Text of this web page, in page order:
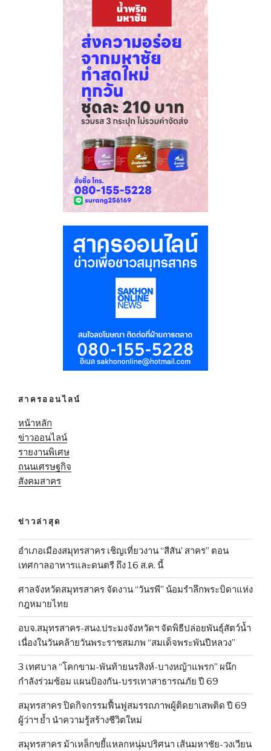
สาครออนไลน์
หน้าหลัก
ข่าวออนไลน์
รายงานพิเศษ
ถนนเศรษฐกิจ
สังคมสาคร
ข่าวล่าสุด
อำเภอเมืองสมุทรสาคร เชิญเที่ยวงาน “สีสัน’ สาคร” ตอน
เทศกาลอาหารและดนตรี ถึง 16 ส.ค. นี้
ศาลจังหวัดสมุทรสาคร จัดงาน “วันรพี” น้อมรำลึกพระบิดาแห่ง
กฎหมายไทย
อบจ.สมุทรสาคร-สนง.ประมงจังหวัดฯ จัดพิธีปล่อยพันธุ์สัตว์น้ำ
เนื่องในวันคล้ายวันพระราชสมภพ “สมเด็จพระพันปีหลวง”
3 เทศบาล “โคกขาม-พันท้ายนรสิงห์-บางหญ้าแพรก” ผนึก
กำลังร่วมซ้อม แผนป้องกัน-บรรเทาสาธารณภัย ปี 69
สมุทรสาคร ปิดกิจกรรมฟื้นฟูสมรรถภาพผู้ติดยาเสพติด ปี 69
ผู้ว่าฯ ย้ำ นำความรู้สร้างชีวิตใหม่
สมุทรสาคร ม้าเหล็กขยี้แหลกหนุ่มปริศนา เส้นมหาชัย-วงเวียน